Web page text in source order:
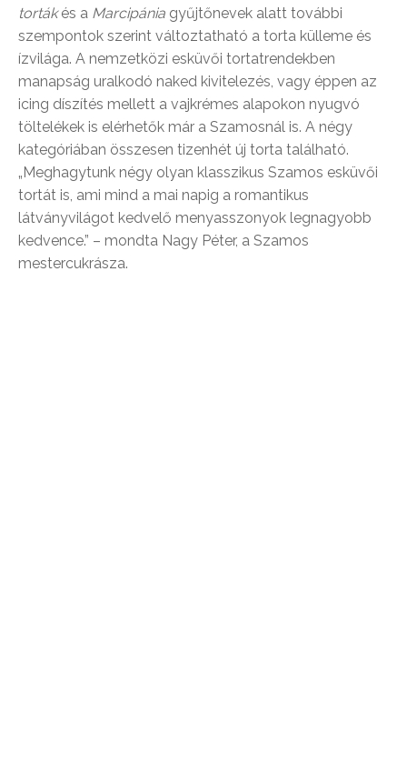
tortákés a Marcipánia gyűjtőnevek alatt további
szempontok szerint változtatható a torta külleme és
ízvilága. A nemzetközi esküvői tortatrendekben
manapság uralkodó naked kivitelezés, vagy éppen az
icing díszítés mellett a vajkrémes alapokon nyugvó
töltelékek is elérhetők már a Szamosnál is. A négy
kategóriában összesen tizenhét új torta található.
„Meghagytunk négy olyan klasszikus Szamos esküvői
tortát is, ami mind a mai napig a romantikus
látványvilágot kedvelő menyasszonyok legnagyobb
kedvence.” – mondta Nagy Péter, a Szamos
mestercukrásza.